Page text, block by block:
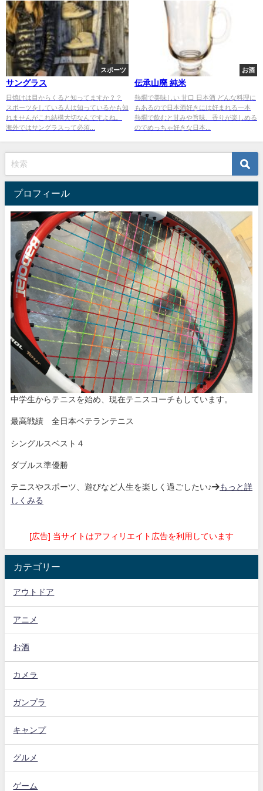
スポーツ
サングラス
日焼けは目からくると知ってますか？？
スポーツをしている人は知っているかも知
れませんがこれ結構大切なんですよね。
海外ではサングラスって必須...
お酒
伝承山廃 純米
熱燗で美味しい 甘口 日本酒 どんな料理に
もあるので日本酒好きには好まれる一本
熱燗で飲むと甘みや旨味、香りが楽しめる
のでめっちゃ好きな日本...
プロフィール
中学生からテニスを始め、現在テニスコーチもしています。
最高戦績 全日本ベテランテニス
シングルスベスト４
ダブルス準優勝
テニスやスポーツ、遊びなど人生を楽しく過ごしたい♪→もっと詳
しくみる
[広告] 当サイトはアフィリエイト広告を利用しています
カテゴリー
アウトドア
アニメ
お酒
カメラ
ガンプラ
キャンプ
グルメ
ゲーム